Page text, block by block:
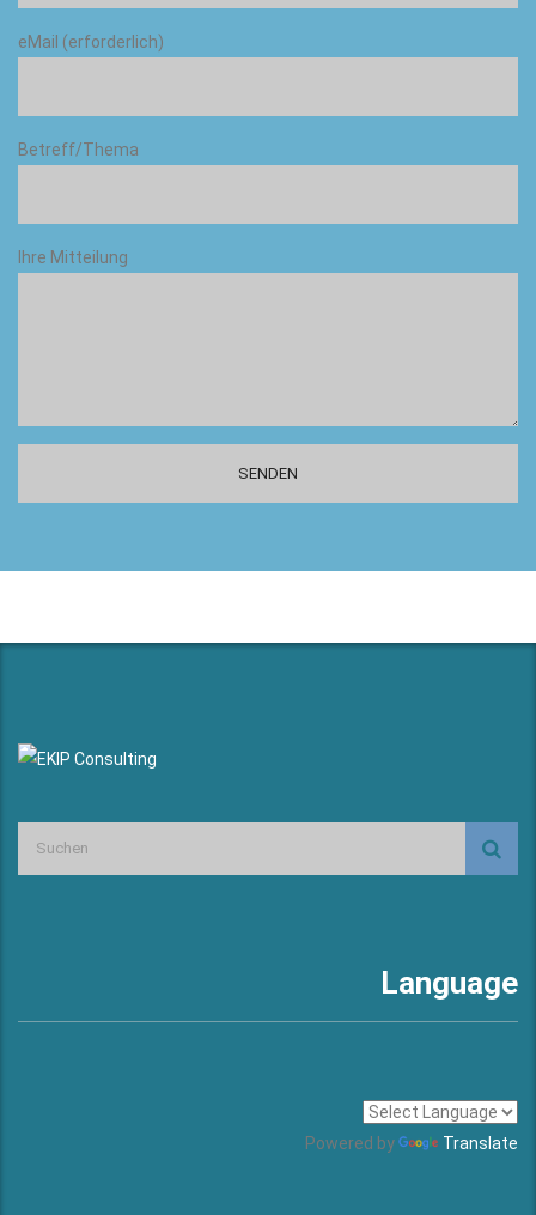
eMail (erforderlich)
Betreff/Thema
Ihre Mitteilung
Language
Powered by Translate